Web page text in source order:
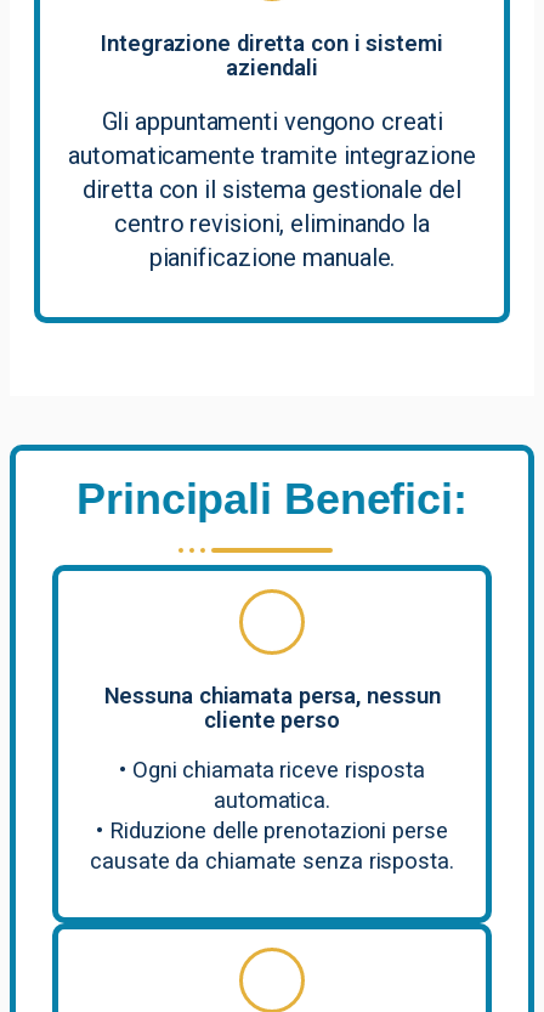
Integrazione diretta con i sistemi
aziendali
Gli appuntamenti vengono creati
automaticamente tramite integrazione
diretta con il sistema gestionale del
centro revisioni, eliminando la
pianificazione manuale.
Principali Benefici:
Nessuna chiamata persa, nessun
cliente perso
• Ogni chiamata riceve risposta
automatica.
• Riduzione delle prenotazioni perse
causate da chiamate senza risposta.